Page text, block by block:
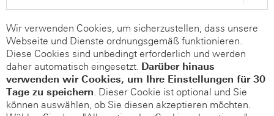
Wir verwenden Cookies, um sicherzustellen, dass unsere
Webseite und Dienste ordnungsgemäß funktionieren.
Diese Cookies sind unbedingt erforderlich und werden
daher automatisch eingesetzt. Darüber hinaus
verwenden wir Cookies, um Ihre Einstellungen für 30
Tage zu speichern. Dieser Cookie ist optional und Sie
können auswählen, ob Sie diesen akzeptieren möchten.